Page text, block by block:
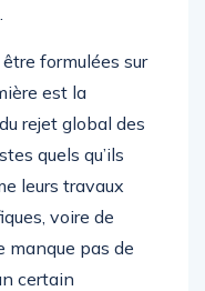
formulées sur
est la
rejet global des
quels qu’ils
leurs travaux
voire de
manque pas de
certain